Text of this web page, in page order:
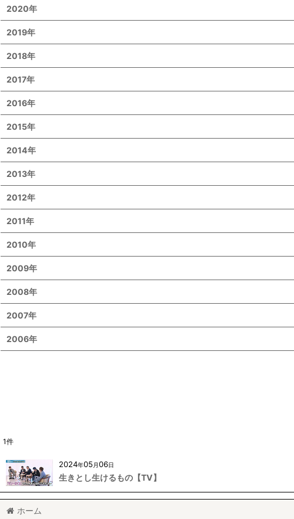
1件
2024年05 月06日
生きとし生けるもの【TV】
2020年
2019年
2018年
2017年
2016年
2015年
2014年
2013年
2012年
2011年
2010年
2009年
2008年
2007年
2006年
ホーム